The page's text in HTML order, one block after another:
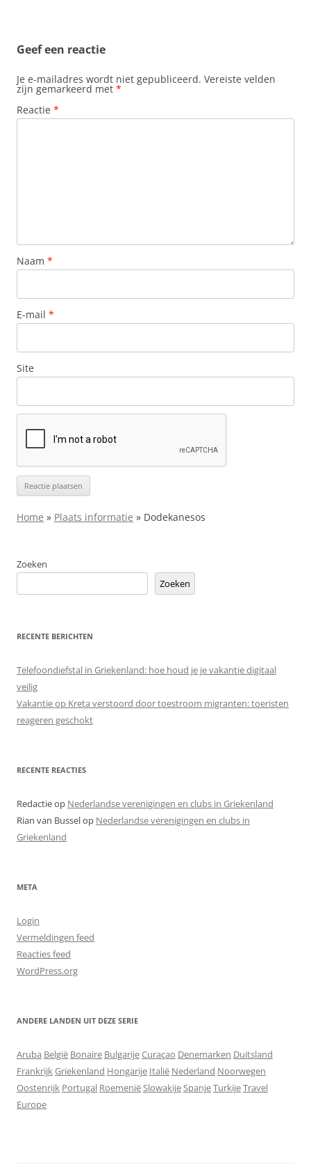
Geef een reactie
Je e-mailadres wordt niet gepubliceerd. Vereiste velden
zijn gemarkeerd met *
Reactie *
Naam *
E-mail *
Site
Home » Plaats informatie » Dodekanesos
Zoeken
Zoeken
RECENTE BERICHTEN
Telefoondiefstal in Griekenland: hoe houd je je vakantie digitaal
veilig
Vakantie op Kreta verstoord door toestroom migranten: toeristen
reageren geschokt
RECENTE REACTIES
Redactieop Nederlandse verenigingen en clubs in Griekenland
Rian van Busselop Nederlandse verenigingen en clubs in
Griekenland
META
Login
Vermeldingen feed
Reacties feed
WordPress.org
ANDERE LANDEN UIT DEZE SERIE
Aruba België Bonaire BulgarijeCuraçao Denemarken Duitsland
FrankrijkGriekenland Hongarije Italië Nederland Noorwegen
Oostenrijk Portugal RoemeniëSlowakijeSpanjeTurkijeTravel
Europe